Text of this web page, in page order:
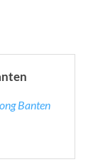
Banten